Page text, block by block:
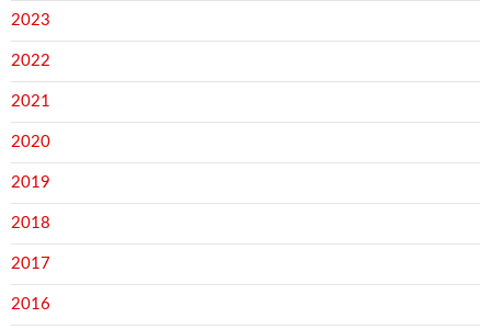
2023
2022
2021
2020
2019
2018
2017
2016